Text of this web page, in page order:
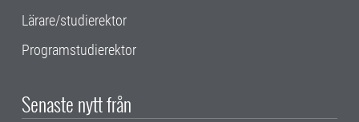
Lärare/studierektor
Programstudierektor
Senaste nytt från